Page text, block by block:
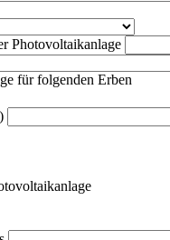
Photovoltaikanlage
für folgenden Erben